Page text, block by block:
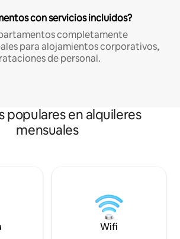
con servicios incluidos?
completamente
para alojamientos corporativos,
de personal.
populares en alquileres
mensuales
Wifi